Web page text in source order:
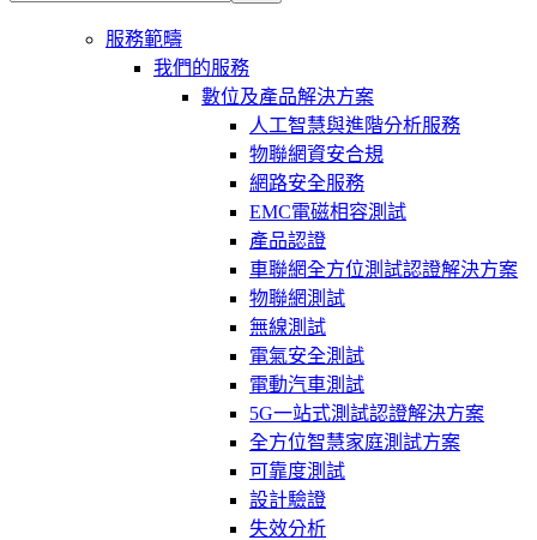
服務範疇
我們的服務
數位及產品解決方案
人工智慧與進階分析服務
物聯網資安合規
網路安全服務
EMC電磁相容測試
產品認證
車聯網全方位測試認證解決方案
物聯網測試
無線測試
電氣安全測試
電動汽車測試
5G一站式測試認證解決方案
全方位智慧家庭測試方案
可靠度測試
設計驗證
失效分析